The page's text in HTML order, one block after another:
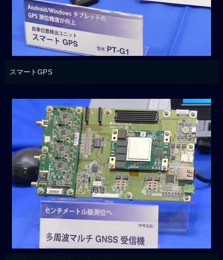
スマートGPS